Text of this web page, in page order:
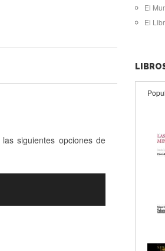
siguientes opciones de
El
El